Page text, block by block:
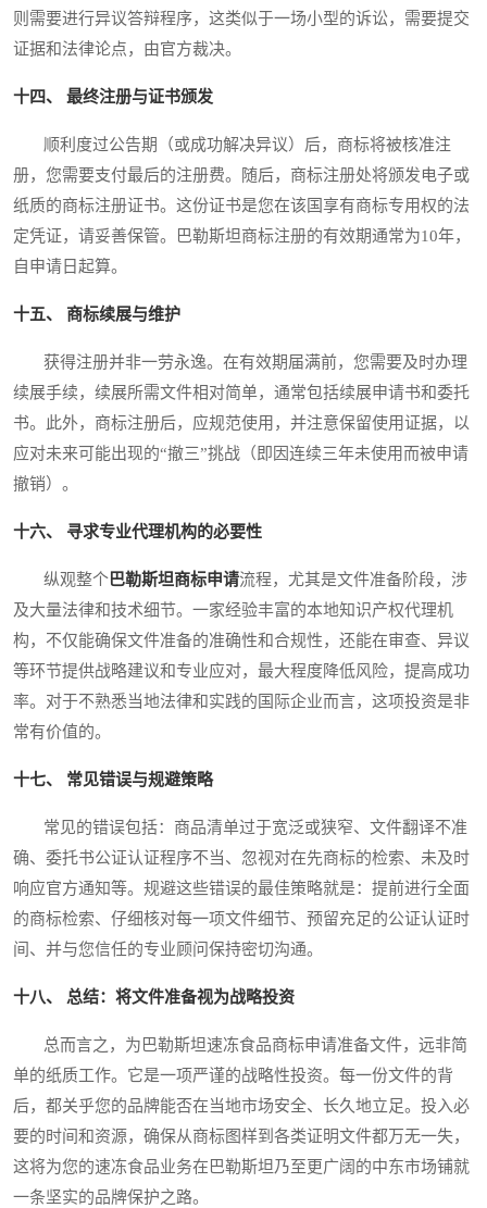
则需要进行异议答辩程序，这类似于一场小型的诉讼，需要提交
证据和法律论点，由官方裁决。
十四、 最终注册与证书颁发
顺利度过公告期（或成功解决异议）后，商标将被核准注
册，您需要支付最后的注册费。随后，商标注册处将颁发电子或
纸质的商标注册证书。这份证书是您在该国享有商标专用权的法
定凭证，请妥善保管。巴勒斯坦商标注册的有效期通常为10年，
自申请日起算。
十五、 商标续展与维护
获得注册并非一劳永逸。在有效期届满前，您需要及时办理
续展手续，续展所需文件相对简单，通常包括续展申请书和委托
书。此外，商标注册后，应规范使用，并注意保留使用证据，以
应对未来可能出现的“撤三”挑战（即因连续三年未使用而被申请
撤销）。
十六、 寻求专业代理机构的必要性
纵观整个巴勒斯坦商标申请流程，尤其是文件准备阶段，涉
及大量法律和技术细节。一家经验丰富的本地知识产权代理机
构，不仅能确保文件准备的准确性和合规性，还能在审查、异议
等环节提供战略建议和专业应对，最大程度降低风险，提高成功
率。对于不熟悉当地法律和实践的国际企业而言，这项投资是非
常有价值的。
十七、 常见错误与规避策略
常见的错误包括：商品清单过于宽泛或狭窄、文件翻译不准
确、委托书公证认证程序不当、忽视对在先商标的检索、未及时
响应官方通知等。规避这些错误的最佳策略就是：提前进行全面
的商标检索、仔细核对每一项文件细节、预留充足的公证认证时
间、并与您信任的专业顾问保持密切沟通。
十八、 总结：将文件准备视为战略投资
总而言之，为巴勒斯坦速冻食品商标申请准备文件，远非简
单的纸质工作。它是一项严谨的战略性投资。每一份文件的背
后，都关乎您的品牌能否在当地市场安全、长久地立足。投入必
要的时间和资源，确保从商标图样到各类证明文件都万无一失，
这将为您的速冻食品业务在巴勒斯坦乃至更广阔的中东市场铺就
一条坚实的品牌保护之路。